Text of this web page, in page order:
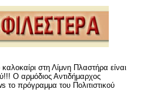
στη Λίμνη Πλαστήρα είναι
Ο αρμόδιος Αντιδήμαρχος
το πρόγραμμα του Πολιτιστικού